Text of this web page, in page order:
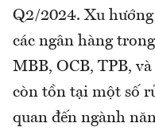
Q2/2024. Xu
các ngân hàng
MBB, OCB, TPB,
còn tồn tại một số
quan đến ngành